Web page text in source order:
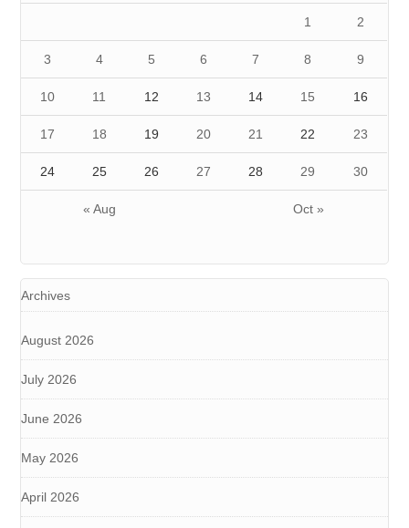
« Aug Oct »
1 2
3 4 5 6 7 8 9
10 11 12 13 14 15 16
17 18 19 20 21 22 23
24 25 26 27 28 29 30
Archives
August 2026
July 2026
June 2026
May 2026
April 2026